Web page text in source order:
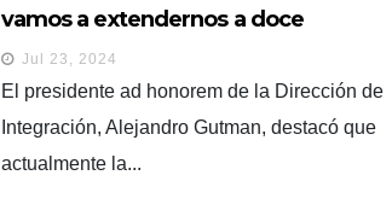
vamos a extendernos a doce
departamentos»
Jul 23, 2024
El presidente ad honorem de la Dirección de
Integración, Alejandro Gutman, destacó que
actualmente la...